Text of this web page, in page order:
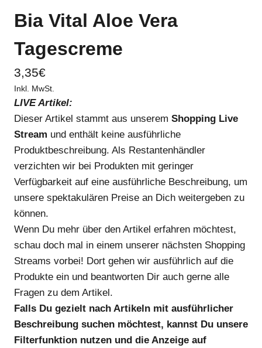
Bia Vital Aloe Vera
Tagescreme
3,35€
Inkl. MwSt.
LIVE Artikel:
Dieser Artikel stammt aus unserem Shopping Live
Stream und enthält keine ausführliche
Produktbeschreibung. Als Restantenhändler
verzichten wir bei Produkten mit geringer
Verfügbarkeit auf eine ausführliche Beschreibung, um
unsere spektakulären Preise an Dich weitergeben zu
können.
Wenn Du mehr über den Artikel erfahren möchtest,
schau doch mal in einem unserer nächsten Shopping
Streams vorbei! Dort gehen wir ausführlich auf die
Produkte ein und beantworten Dir auch gerne alle
Fragen zu dem Artikel.
Falls Du gezielt nach Artikeln mit ausführlicher
Beschreibung suchen möchtest, kannst Du unsere
Filterfunktion nutzen und die Anzeige auf